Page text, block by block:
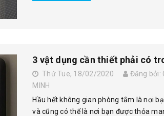
3 vật dụng cần thiết phải có
Thứ Tue, 18/02/2020
Đăng bởi:
MINH
Hầu hết không gian phòng tắm là nơi
và cũng có thể là nơi bạn được thỏa